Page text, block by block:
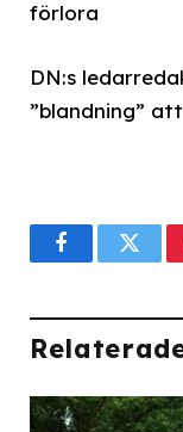
förlora
DN:s
”blandning”
Facebook